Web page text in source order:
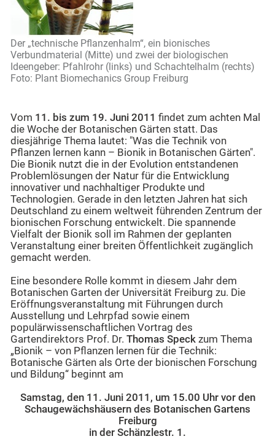
Der „technische Pflanzenhalm“, ein bionisches
Verbundmaterial (Mitte) und zwei der biologischen
Ideengeber: Pfahlrohr (links) und Schachtelhalm (rechts)
Foto: Plant Biomechanics Group Freiburg
Vom 11. bis zum 19. Juni 2011 findet zum achten Mal
die Woche der Botanischen Gärten statt. Das
diesjährige Thema lautet: "Was die Technik von
Pflanzen lernen kann – Bionik in Botanischen Gärten".
Die Bionik nutzt die in der Evolution entstandenen
Problemlösungen der Natur für die Entwicklung
innovativer und nachhaltiger Produkte und
Technologien. Gerade in den letzten Jahren hat sich
Deutschland zu einem weltweit führenden Zentrum der
bionischen Forschung entwickelt. Die spannende
Vielfalt der Bionik soll im Rahmen der geplanten
Veranstaltung einer breiten Öffentlichkeit zugänglich
gemacht werden.
Eine besondere Rolle kommt in diesem Jahr dem
Botanischen Garten der Universität Freiburg zu. Die
Eröffnungsveranstaltung mit Führungen durch
Ausstellung und Lehrpfad sowie einem
populärwissenschaftlichen Vortrag des
Gartendirektors Prof. Dr. Thomas Speck zum Thema
„Bionik – von Pflanzen lernen für die Technik:
Botanische Gärten als Orte der bionischen Forschung
und Bildung“ beginnt am
Samstag, den 11. Juni 2011, um 15.00 Uhr vor den
Schaugewächshäusern des Botanischen Gartens
Freiburg
in der Schänzlestr. 1.